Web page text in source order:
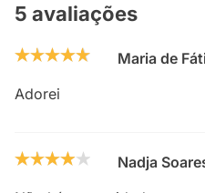
5 avaliações
Maria de
Adorei
Nadja